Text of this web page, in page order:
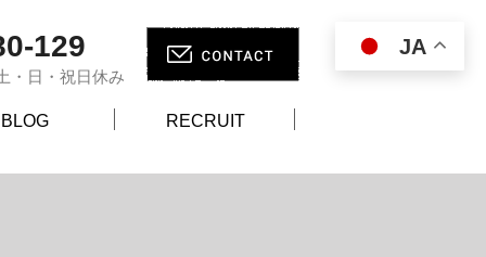
129
・日・祝日休み
BLOG RECRUIT
JA